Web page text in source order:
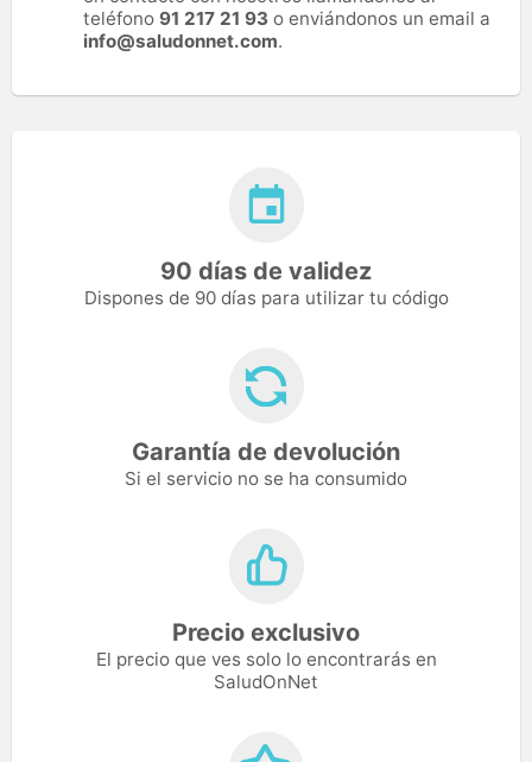
teléfono 91 217 21 93 o enviándonos un email a
info@saludonnet.com.
90 días de validez
Dispones de 90 días para utilizar tu código
Garantía de devolución
Si el servicio no se ha consumido
Precio exclusivo
El precio que ves solo lo encontrarás en
SaludOnNet